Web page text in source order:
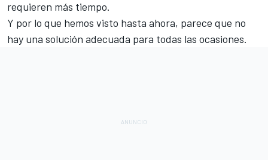
requieren más tiempo.
Y por lo que hemos visto hasta ahora, parece que no
hay una solución adecuada para todas las ocasiones.